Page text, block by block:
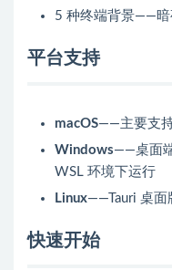
5 种终端背景——
平台支持
macOS——主要支
Windows——桌面
WSL 环境下运行
Linux——Tauri 桌面
快速开始